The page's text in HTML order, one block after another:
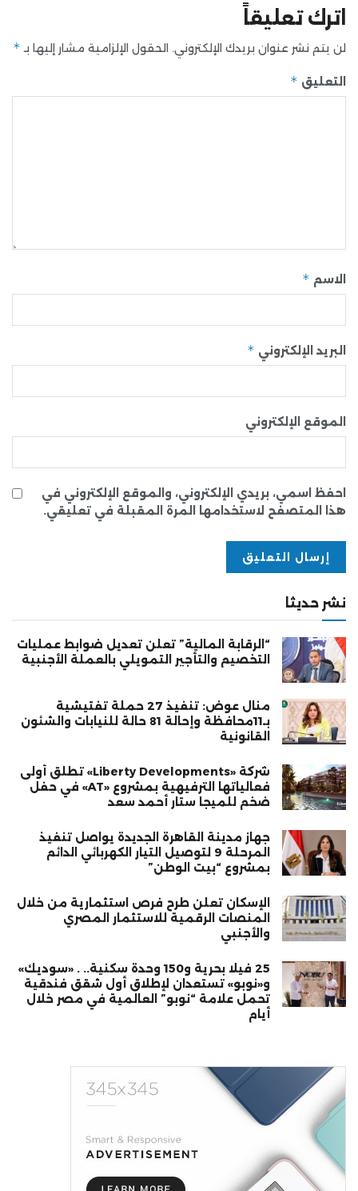
اترك تعليقاً
لن يتم نشر عنوان بريدك الإلكتروني. الحقول الإلزامية مشار إليها بـ *
التعليق *
الاسم *
البريد الإلكتروني *
الموقع الإلكتروني
احفظ اسمي، بريدي الإلكتروني، والموقع الإلكتروني في
هذا المتصفح لاستخدامها المرة المقبلة في تعليقي.
نشر حديثا
“الرقابة المالية” تعلن تعديل ضوابط عمليات
التخصيم والتأجير التمويلي بالعملة الأجنبية
منال عوض: تنفيذ 27 حملة تفتيشية
بـ11محافظة وإحالة 81 حالة للنيابات والشئون
القانونية
شركة «Liberty Developments» تطلق أولى
فعالياتها الترفيهية بمشروع «AT» في حفل
ضخم للميجا ستار أحمد سعد
جهاز مدينة القاهرة الجديدة يواصل تنفيذ
المرحلة 9 لتوصيل التيار الكهربائي الدائم
بمشروع “بيت الوطن”
الإسكان تعلن طرح فرص استثمارية من خلال
المنصات الرقمية للاستثمار المصري
والأجنبي
25 فيلا بحرية و150 وحدة سكنية.. . «سوديك»
و«نوبو» تستعدان لإطلاق أول شقق فندقية
تحمل علامة “نوبو” العالمية في مصر خلال
أيام